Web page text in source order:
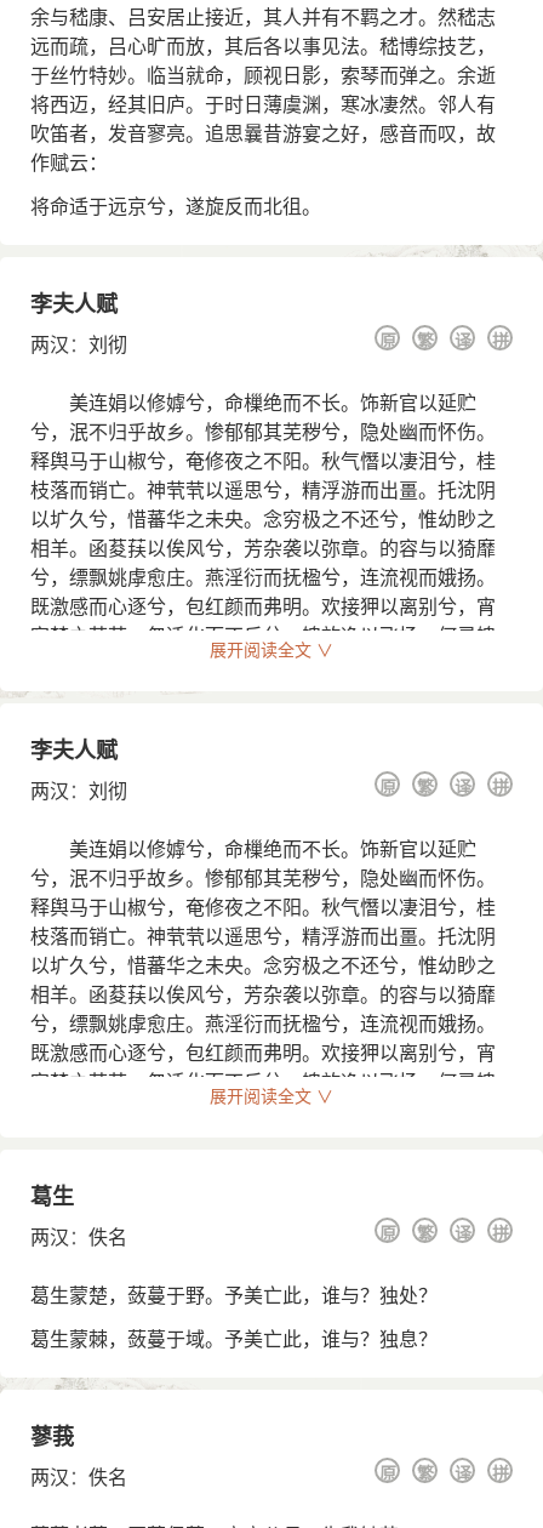
余与嵇康、吕安居止接近，其人并有不羁之才。然嵇志
远而疏，吕心旷而放，其后各以事见法。嵇博综技艺，
于丝竹特妙。临当就命，顾视日影，索琴而弹之。余逝
将西迈，经其旧庐。于时日薄虞渊，寒冰凄然。邻人有
吹笛者，发音寥亮。追思曩昔游宴之好，感音而叹，故
作赋云：
将命适于远京兮，遂旋反而北徂。
李夫人赋
两汉： 刘彻 拼
译
繁
原
美连娟以修嫭兮，命樔绝而不长。饰新官以延贮
兮，泯不归乎故乡。惨郁郁其芜秽兮，隐处幽而怀伤。
释舆马于山椒兮，奄修夜之不阳。秋气憯以凄泪兮，桂
枝落而销亡。神茕茕以遥思兮，精浮游而出畺。托沈阴
以圹久兮，惜蕃华之未央。念穷极之不还兮，惟幼眇之
相羊。函荾荴以俟风兮，芳杂袭以弥章。的容与以猗靡
兮，缥飘姚虖愈庄。燕淫衍而抚楹兮，连流视而娥扬。
既激感而心逐兮，包红颜而弗明。欢接狎以离别兮，宵
寤梦之芒芒。忽迁化而不反兮，魄放逸以飞扬。何灵魄
之纷纷兮，哀裴回以踌躇。势路日以远兮，遂荒忽而辞
去。超兮西征，屑兮不见。寖淫敞，寂兮无音。思若流
乱曰：佳侠函光，陨朱荣兮。嫉妒闟茸，将安程
兮。方时隆盛，年夭伤兮。弟子增欷，洿沫怅兮。悲愁
叹稚子兮。懰栗不言，倚所恃兮。仁者不誓，岂约亲
兮？既往不来，申以信兮。去彼昭昭，就冥冥兮。既不
新宫，不复故庭兮。呜呼哀哉，想魂灵兮！
展开阅读全文 ∨
李夫人赋
两汉： 刘彻 拼
译
繁
原
美连娟以修嫭兮，命樔绝而不长。饰新官以延贮
兮，泯不归乎故乡。惨郁郁其芜秽兮，隐处幽而怀伤。
释舆马于山椒兮，奄修夜之不阳。秋气憯以凄泪兮，桂
枝落而销亡。神茕茕以遥思兮，精浮游而出畺。托沈阴
以圹久兮，惜蕃华之未央。念穷极之不还兮，惟幼眇之
相羊。函荾荴以俟风兮，芳杂袭以弥章。的容与以猗靡
兮，缥飘姚虖愈庄。燕淫衍而抚楹兮，连流视而娥扬。
既激感而心逐兮，包红颜而弗明。欢接狎以离别兮，宵
寤梦之芒芒。忽迁化而不反兮，魄放逸以飞扬。何灵魄
之纷纷兮，哀裴回以踌躇。势路日以远兮，遂荒忽而辞
乱曰：佳侠函光，陨朱荣兮。嫉妒闟茸，将安程
兮。方时隆盛，年夭伤兮。弟子增欷，洿沫怅兮。悲愁
叹稚子兮。懰栗不言，倚所恃兮。仁者不誓，岂约亲
兮？既往不来，申以信兮。去彼昭昭，就冥冥兮。既不
新宫，不复故庭兮。呜呼哀哉，想魂灵兮！
展开阅读全文 ∨
葛生
两汉： 佚名 拼
译
繁
原
葛生蒙楚，蔹蔓于野。予美亡此，谁与？独处？
葛生蒙棘，蔹蔓于域。予美亡此，谁与？独息？
蓼莪
两汉： 佚名 拼
译
繁
原